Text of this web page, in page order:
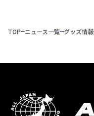
TOP ニュース一覧 グッズ情報